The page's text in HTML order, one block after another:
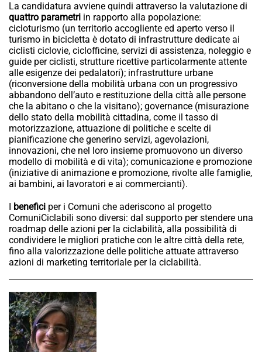
La candidatura avviene quindi attraverso la valutazione di
quattro parametri in rapporto alla popolazione:
cicloturismo (un territorio accogliente ed aperto verso il
turismo in bicicletta è dotato di infrastrutture dedicate ai
ciclisti ciclovie, ciclofficine, servizi di assistenza, noleggio e
guide per ciclisti, strutture ricettive particolarmente attente
alle esigenze dei pedalatori); infrastrutture urbane
(riconversione della mobilità urbana con un progressivo
abbandono dell’auto e restituzione della città alle persone
che la abitano o che la visitano); governance (misurazione
dello stato della mobilità cittadina, come il tasso di
motorizzazione, attuazione di politiche e scelte di
pianificazione che generino servizi, agevolazioni,
innovazioni, che nel loro insieme promuovono un diverso
modello di mobilità e di vita); comunicazione e promozione
(iniziative di animazione e promozione, rivolte alle famiglie,
ai bambini, ai lavoratori e ai commercianti).
I benefici per i Comuni che aderiscono al progetto
ComuniCiclabili sono diversi: dal supporto per stendere una
roadmap delle azioni per la ciclabilità, alla possibilità di
condividere le migliori pratiche con le altre città della rete,
fino alla valorizzazione delle politiche attuate attraverso
azioni di marketing territoriale per la ciclabilità.